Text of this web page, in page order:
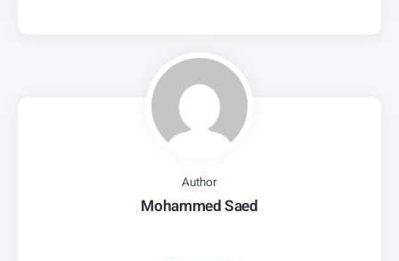
Author
Mohammed Saed